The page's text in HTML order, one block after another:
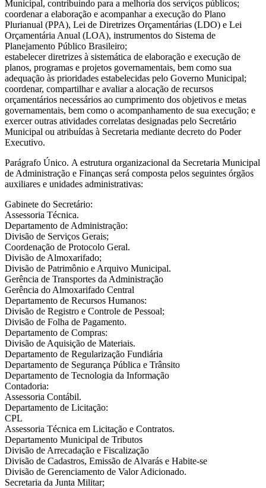
Municipal, contribuindo para a melhoria dos serviços públicos;
coordenar a elaboração e acompanhar a execução do Plano
Plurianual (PPA), Lei de Diretrizes Orçamentárias (LDO) e Lei
Orçamentária Anual (LOA), instrumentos do Sistema de
Planejamento Público Brasileiro;
estabelecer diretrizes à sistemática de elaboração e execução de
planos, programas e projetos governamentais, bem como sua
adequação às prioridades estabelecidas pelo Governo Municipal;
coordenar, compartilhar e avaliar a alocação de recursos
orçamentários necessários ao cumprimento dos objetivos e metas
governamentais, bem como o acompanhamento de sua execução; e
exercer outras atividades correlatas designadas pelo Secretário
Municipal ou atribuídas à Secretaria mediante decreto do Poder
Executivo.
Parágrafo Único. A estrutura organizacional da Secretaria Municipal
de Administração e Finanças será composta pelos seguintes órgãos
auxiliares e unidades administrativas:
Gabinete do Secretário:
Assessoria Técnica.
Departamento de Administração:
Divisão de Serviços Gerais;
Coordenação de Protocolo Geral.
Divisão de Almoxarifado;
Divisão de Patrimônio e Arquivo Municipal.
Gerência de Transportes da Administração
Gerência do Almoxarifado Central
Departamento de Recursos Humanos:
Divisão de Registro e Controle de Pessoal;
Divisão de Folha de Pagamento.
Departamento de Compras:
Divisão de Aquisição de Materiais.
Departamento de Regularização Fundiária
Departamento de Segurança Pública e Trânsito
Departamento de Tecnologia da Informação
Contadoria:
Assessoria Contábil.
Departamento de Licitação:
CPL
Assessoria Técnica em Licitação e Contratos.
Departamento Municipal de Tributos
Divisão de Arrecadação e Fiscalização
Divisão de Cadastros, Emissão de Alvarás e Habite-se
Divisão de Gerenciamento de Valor Adicionado.
Secretaria da Junta Militar;